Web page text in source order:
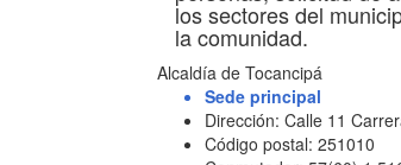
los sectores del
la comunidad.
Alcaldía de Tocancipá
Sede principal
Dirección: Calle 11
Código postal: 251010